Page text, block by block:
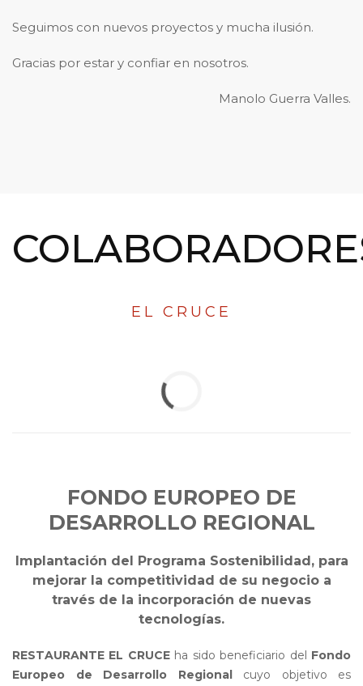
Seguimos con nuevos proyectos y mucha ilusión.
Gracias por estar y confiar en nosotros.
Manolo Guerra Valles.
EL CRUCE
FONDO EUROPEO DE
DESARROLLO REGIONAL
Implantación del Programa Sostenibilidad, para
mejorar la competitividad de su negocio a
través de la incorporación de nuevas
tecnologías.
RESTAURANTE EL CRUCEha sido beneficiario del Fondo
Europeo de Desarrollo Regionalcuyo objetivo es